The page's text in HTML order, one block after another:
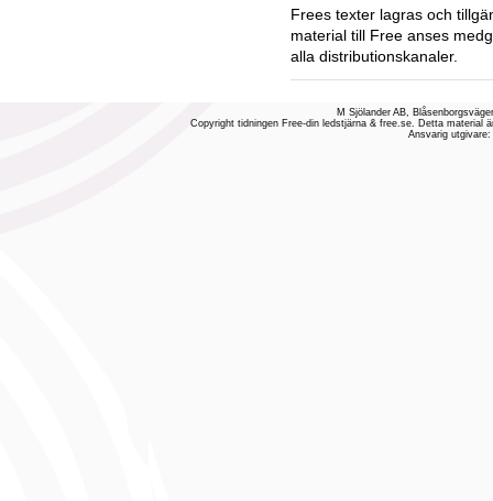
Frees texter lagras och
material till Free anses
alla distributionskanaler.
M Sjölander AB,
Copyright tidningen Free-din ledstjärna & free.se. Detta material
Ansvarig